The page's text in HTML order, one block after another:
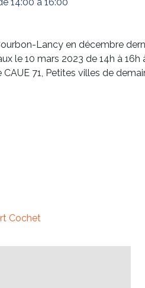
Lancy en décembre
le 10 mars 2023 de 14h à 16h
71, Petites villes de
Cochet